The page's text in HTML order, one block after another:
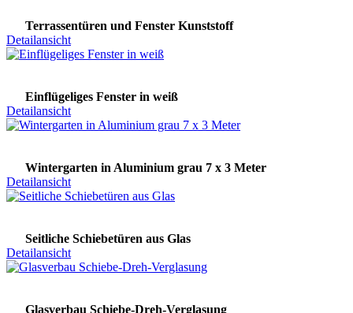
Terrassentüren und Fenster Kunststoff
Detailansicht
Einflügeliges Fenster in weiß
Detailansicht
Wintergarten in Aluminium grau 7 x 3 Meter
Detailansicht
Seitliche Schiebetüren aus Glas
Detailansicht
Glasverbau Schiebe-Dreh-Verglasung